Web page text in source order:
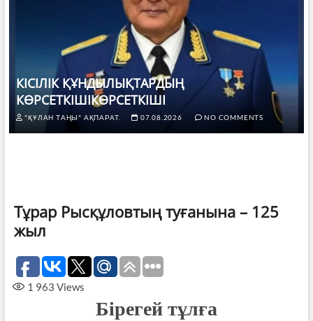
КІСІЛІК ҚҰНДЫЛЫҚТАРДЫҢ
КӨРСЕТКІШІКӨРСЕТКІШІ
"ҚҰЛАН ТАҢЫ" АҚПАРАТ. 07.08.2026 NO COMMENTS
Тұрар Рысқұловтың туғанына – 125
жыл
1 963 Views
Бірегей тұлға